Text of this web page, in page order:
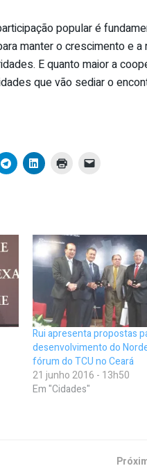
popular é
manter o crescimento e
E quanto maior a
que vão sediar o
Rui apresenta propostas
desenvolvimento do
fórum do TCU no Ceará
21 junho 2016 - 13h50
Em "Cidades"